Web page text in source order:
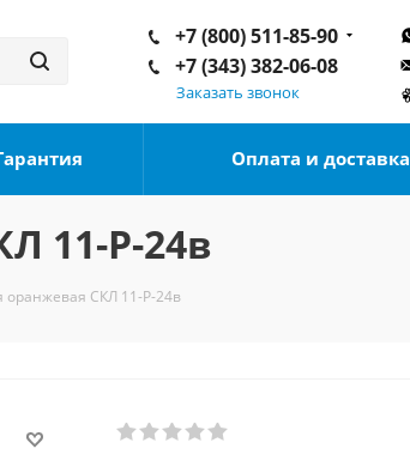
+7 (800) 511-85-90
+7 (343) 382-06-08
Заказать звонок
Оплата и доставка
11-Р-24в
оранжевая СКЛ 11-Р-24в